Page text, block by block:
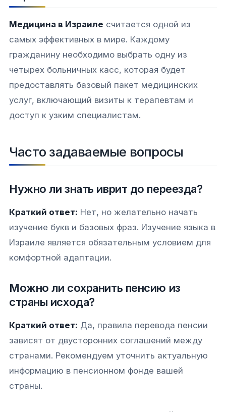
Медицина в Израиле считается одной из
самых эффективных в мире. Каждому
гражданину необходимо выбрать одну из
четырех больничных касс, которая будет
предоставлять базовый пакет медицинских
услуг, включающий визиты к терапевтам и
доступ к узким специалистам.
Часто задаваемые вопросы
Нужно ли знать иврит до переезда?
Краткий ответ: Нет, но желательно начать
изучение букв и базовых фраз. Изучение языка в
Израиле является обязательным условием для
комфортной адаптации.
Можно ли сохранить пенсию из
страны исхода?
Краткий ответ: Да, правила перевода пенсии
зависят от двусторонних соглашений между
странами. Рекомендуем уточнить актуальную
информацию в пенсионном фонде вашей
страны.